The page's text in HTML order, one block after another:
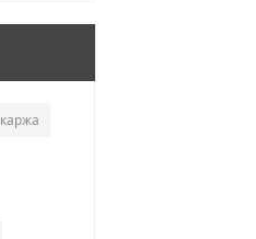
каржа